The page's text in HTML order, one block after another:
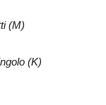
(M)
(K)